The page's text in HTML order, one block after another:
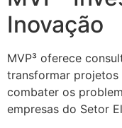
Inovação
MVP³ oferece
transformar projetos
combater os
empresas do Setor